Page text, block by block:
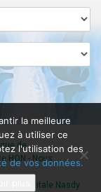
la meilleure
à utiliser ce
l'utilisation des
de vos données.
de
HON - Nous
digitale Nasdy